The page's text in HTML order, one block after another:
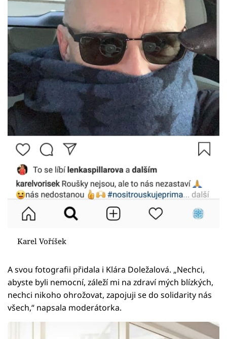
Karel Voříšek
A svou fotografii přidala i Klára Doležalová. „Nechci,
abyste byli nemocní, záleží mi na zdraví mých blízkých,
nechci nikoho ohrožovat, zapojuji se do solidarity nás
všech,“ napsala moderátorka.